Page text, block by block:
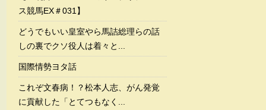
ス競馬EX＃031】
どうでもいい皇室やら馬詰総理らの話
しの裏でクソ役人は着々と...
国際情勢ヨタ話
これぞ文春病！？松本人志、がん発覚
に貢献した「とてつもなく...